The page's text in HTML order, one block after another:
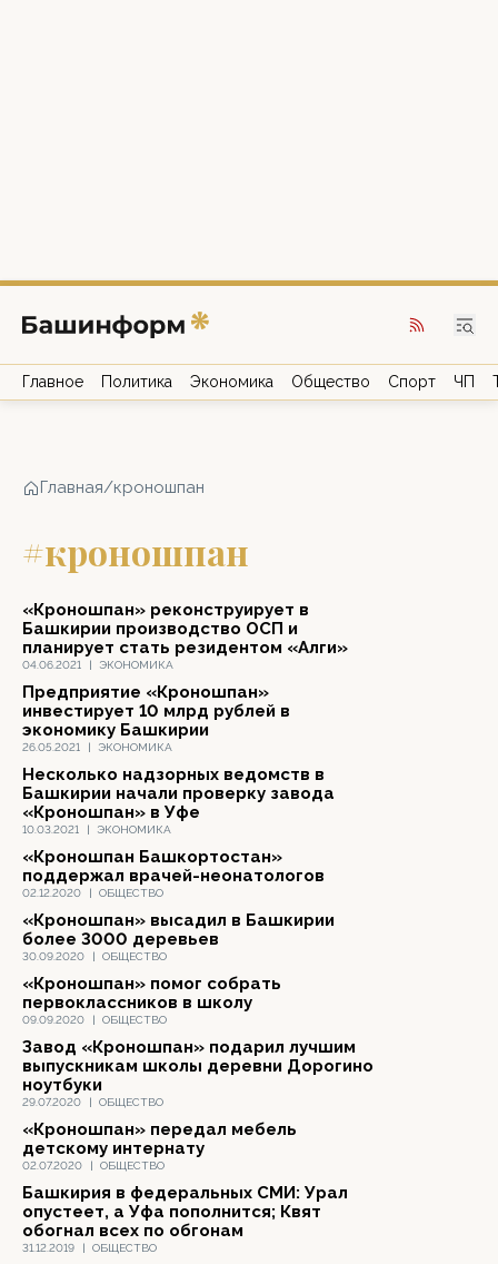
Главное Политика Экономика Общество Спорт ЧП
Главная/кроношпан
#кроношпан
04.06.2021 | ЭКОНОМИКА
«Кроношпан» реконструирует в
Башкирии производство ОСП и
планирует стать резидентом «Алги»
26.05.2021 | ЭКОНОМИКА
Предприятие «Кроношпан»
инвестирует 10 млрд рублей в
экономику Башкирии
10.03.2021 | ЭКОНОМИКА
Несколько надзорных ведомств в
Башкирии начали проверку завода
«Кроношпан» в Уфе
02.12.2020 | ОБЩЕСТВО
«Кроношпан Башкортостан»
поддержал врачей-неонатологов
30.09.2020 | ОБЩЕСТВО
«Кроношпан» высадил в Башкирии
более 3000 деревьев
09.09.2020 | ОБЩЕСТВО
«Кроношпан» помог собрать
первоклассников в школу
29.07.2020 | ОБЩЕСТВО
Завод «Кроношпан» подарил лучшим
выпускникам школы деревни Дорогино
ноутбуки
02.07.2020 | ОБЩЕСТВО
«Кроношпан» передал мебель
детскому интернату
31.12.2019 | ОБЩЕСТВО
Башкирия в федеральных СМИ: Урал
опустеет, а Уфа пополнится; Квят
обогнал всех по обгонам